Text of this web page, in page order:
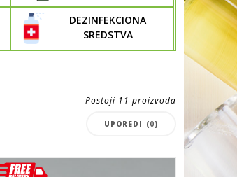
DEZINFEKCIONA
SREDSTVA
Postoji 11 proizvoda
UPOREDI (0)